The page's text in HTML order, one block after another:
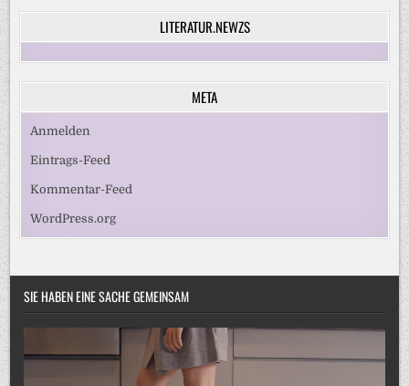
LITERATUR.NEWZS
META
Anmelden
Eintrags-Feed
Kommentar-Feed
WordPress.org
SIE HABEN EINE SACHE GEMEINSAM